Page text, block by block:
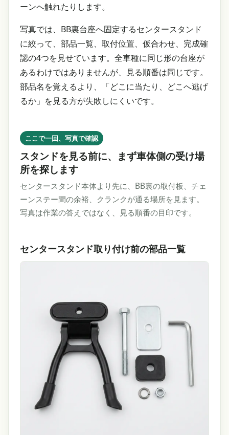
ーンへ触れたりします。
写真では、BB裏台座へ固定するセンタースタンド
に絞って、部品一覧、取付位置、仮合わせ、完成確
認の4つを見せています。全車種に同じ形の台座が
あるわけではありませんが、見る順番は同じです。
部品名を覚えるより、「どこに当たり、どこへ逃げ
るか」を見る方が失敗しにくいです。
ここで一回、写真で確認
スタンドを見る前に、まず車体側の受け場
所を探します
センタースタンド本体より先に、BB裏の取付板、チェ
ーンステー間の余裕、クランクが通る場所を見ます。
写真は作業の答えではなく、見る順番の目印です。
センタースタンド取り付け前の部品一覧